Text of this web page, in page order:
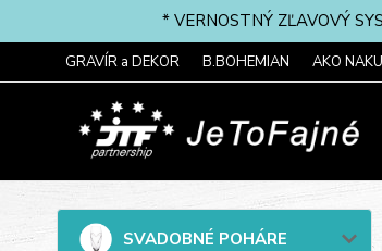
* VERNOSTNÝ ZĽAVOVÝ
GRAVÍR a DEKOR B.BOHEMIAN AKO
SVADOBNÉ POHÁRE